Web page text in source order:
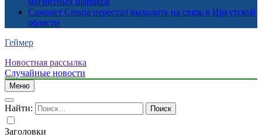
Самолет Cessna перестал выходить на связь в Иркутской
области
Геймер
Новостная рассылка
Случайные новости
Меню
Найти:
Заголовки